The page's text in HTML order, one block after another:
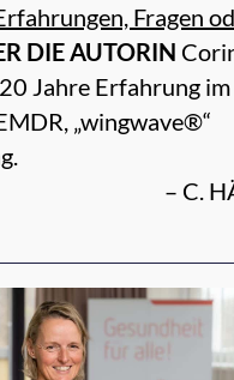
Fragen
DIE AUTORIN
Jahre Erfahrung im
„wingwave®“
– C.